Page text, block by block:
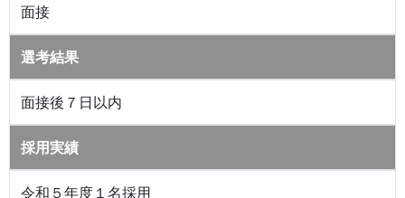
面接
選考結果
面接後７日以内
採用実績
令和５年度１名採用